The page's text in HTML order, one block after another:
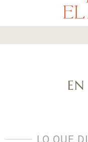
LO QUE